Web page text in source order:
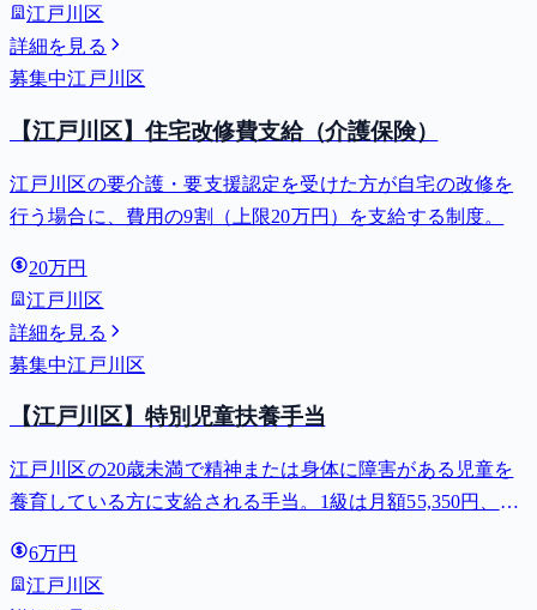
江戸川区
詳細を見る
募集中江戸川区
【江戸川区】住宅改修費支給（介護保険）
江戸川区の要介護・要支援認定を受けた方が自宅の改修を
行う場合に、費用の9割（上限20万円）を支給する制度。
20万円
江戸川区
詳細を見る
募集中江戸川区
【江戸川区】特別児童扶養手当
江戸川区の20歳未満で精神または身体に障害がある児童を
養育している方に支給される手当。1級は月額55,350円、2
6万円
江戸川区